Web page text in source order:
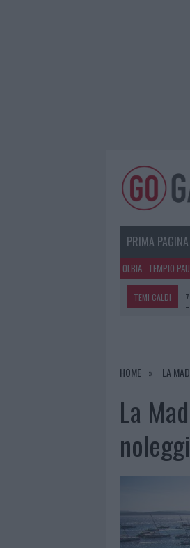
PRIMA PAGINA
OLBIA TEMPIO
TEMI CALDI
7 AGOSTO 2026
HOME LA
La